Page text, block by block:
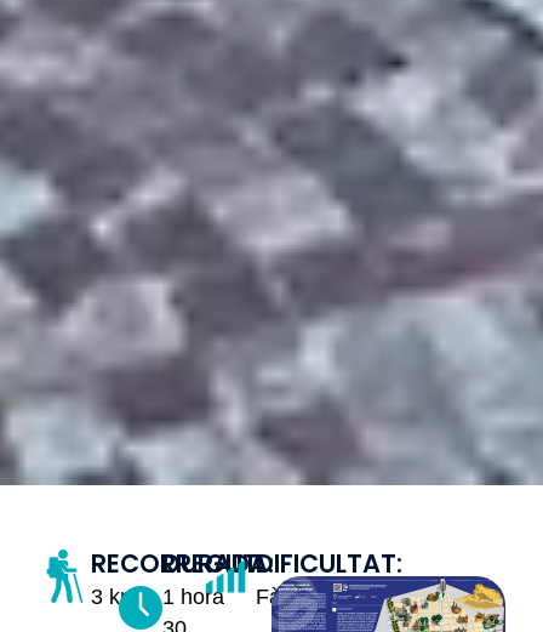
RECORREGUT:
3 km
DURADA:
1 hora
DIFICULTAT:
Fàcil